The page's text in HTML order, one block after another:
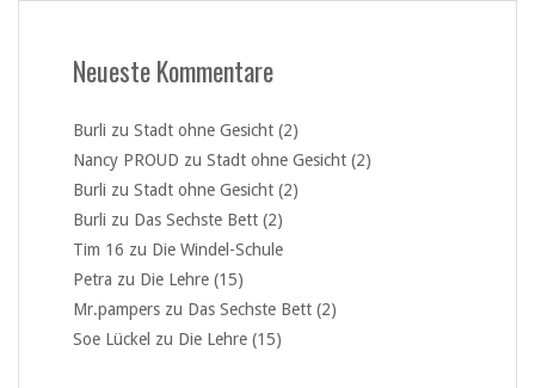
Neueste Kommentare
Burli zu Stadt ohne Gesicht (2)
Nancy PROUD zu Stadt ohne Gesicht (2)
Burli zu Stadt ohne Gesicht (2)
Burli zu Das Sechste Bett (2)
Tim 16 zu Die Windel-Schule
Petra zu Die Lehre (15)
Mr.pampers zu Das Sechste Bett (2)
Soe Lückel zu Die Lehre (15)